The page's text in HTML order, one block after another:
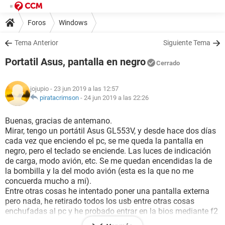
Foros Windows
Tema Anterior Siguiente Tema
Portatil Asus, pantalla en negro Cerrado
jojupio - 23 jun 2019 a las 12:57
piratacrimson - 24 jun 2019 a las 22:26
Buenas, gracias de antemano.
Mirar, tengo un portátil Asus GL553V, y desde hace dos días
cada vez que enciendo el pc, se me queda la pantalla en
negro, pero el teclado se enciende. Las luces de indicación
de carga, modo avión, etc. Se me quedan encendidas la de
la bombilla y la del modo avión (esta es la que no me
concuerda mucho a mi).
Entre otras cosas he intentado poner una pantalla externa
pero nada, he retirado todos los usb entre otras cosas
enchufadas al pc y he probado entrar en la bios mediante f2
mientra se encendía pero nada...